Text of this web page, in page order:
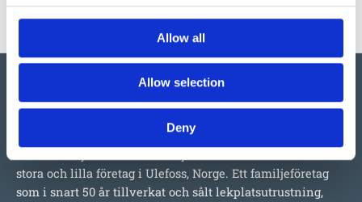
Allow all
Allow selection
Deny
stora och lilla företag i Ulefoss, Norge. Ett familjeföretag
som i snart 50 år tillverkat och sålt lekplatsutrustning,